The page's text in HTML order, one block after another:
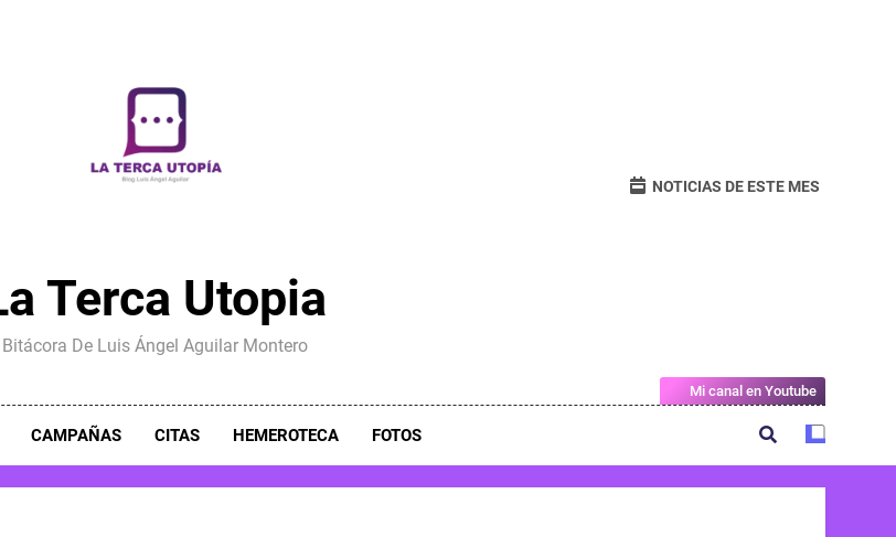
Terca Utopia
Bitácora De Luis Ángel Aguilar Montero
NOTICIAS DE ESTE MES
CAMPAÑAS CITAS HEMEROTECA FOTOS
Mi canal en Youtube